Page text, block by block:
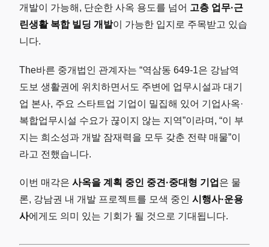
개발이 가능해, 단순한 사옥 용도를 넘어 고층 업무·근
린생활 복합 빌딩 개발이 가능한 입지로 주목받고 있습
니다.
The바른 중개법인 관계자는 “역삼동 649-1은 강남역
도보 생활권에 위치하면서도 주변에 업무시설과 대기
업 본사, 주요 스타트업 기업이 밀집해 있어 기업사옥·
복합업무시설 수요가 끊이지 않는 지역”이라며, “이 부
지는 희소성과 개발 잠재력을 모두 갖춘 전략 매물”이
라고 전했습니다.
이번 매각은 사옥을 계획 중인 중견·중대형 기업 은 물
론, 강남권 내 개발 프로젝트를 모색 중인 시행사·운용
사에게도 의미 있는 기회가 될 것으로 기대됩니다.